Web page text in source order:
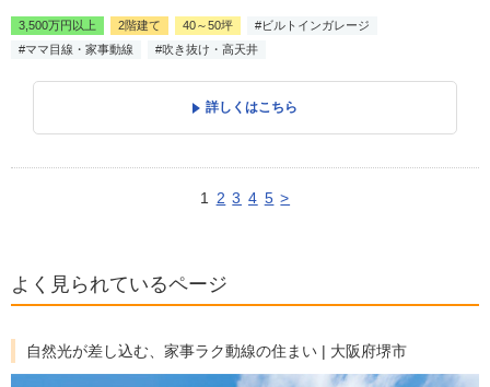
3,500万円以上 2階建て 40～50坪
#ビルトインガレージ
#ママ目線・家事動線
#吹き抜け・高天井
詳しくはこちら
1 2 3 4 5 >
よく見られているページ
自然光が差し込む、家事ラク動線の住まい | 大阪府堺市